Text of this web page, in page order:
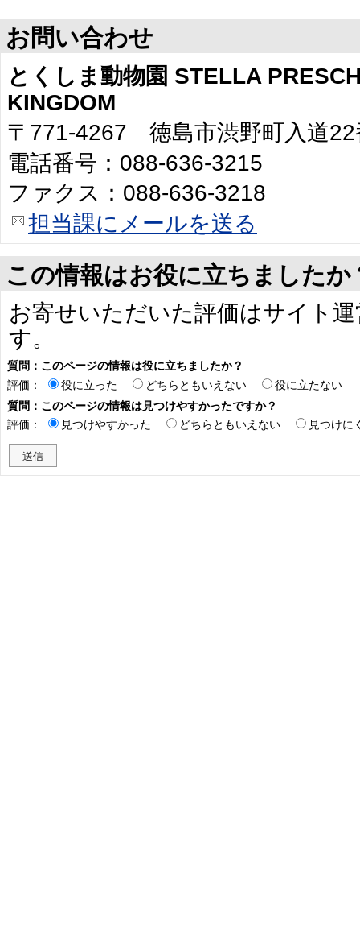
お問い合わせ
とくしま動物園 STELLA
KINGDOM
〒771-4267 徳島市渋野町入道22
電話番号：088-636-3215
ファクス：088-636-3218
担当課にメールを送る
この情報はお役に立ちましたか
お寄せいただいた評価はサイト
す。
質問：このページの情報は役に立ちましたか？
評価：
役に立った どちらともいえない
役に立たない
質問：このページの情報は見つけやすかったですか？
評価：
見つけやすかった どちらともいえない 見つけに